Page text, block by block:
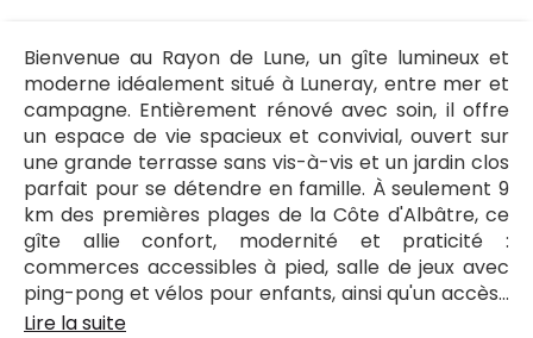
Bienvenue au Rayon de Lune, un gîte lumineux et
moderne idéalement situé à Luneray, entre mer et
campagne. Entièrement rénové avec soin, il offre
un espace de vie spacieux et convivial, ouvert sur
une grande terrasse sans vis-à-vis et un jardin clos
parfait pour se détendre en famille. À seulement 9
km des premières plages de la Côte d'Albâtre, ce
gîte allie confort, modernité et praticité :
commerces accessibles à pied, salle de jeux avec
ping-pong et vélos pour enfants, ainsi qu'un accès...
Lire la suite